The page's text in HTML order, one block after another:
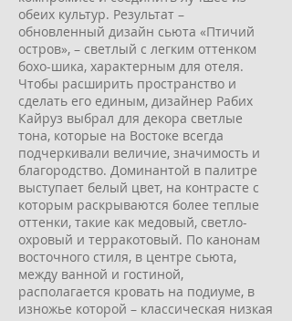
обеих культур. Результат –
обновленный дизайн сьюта «Птичий
остров», – светлый с легким оттенком
бохо-шика, характерным для отеля.
Чтобы расширить пространство и
сделать его единым, дизайнер Рабих
Кайруз выбрал для декора светлые
тона, которые на Востоке всегда
подчеркивали величие, значимость и
благородство. Доминантой в палитре
выступает белый цвет, на контрасте с
которым раскрываются более теплые
оттенки, такие как медовый, светло-
охровый и терракотовый. По канонам
восточного стиля, в центре сьюта,
между ванной и гостиной,
располагается кровать на подиуме, в
изножье которой – классическая низкая